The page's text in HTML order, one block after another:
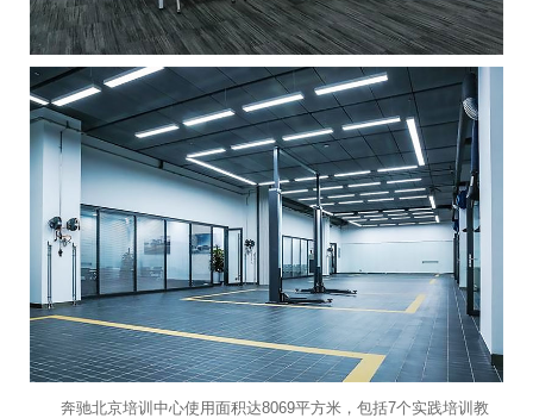
奔驰北京培训中心使用面积达8069平方米，包括7个实践培训教